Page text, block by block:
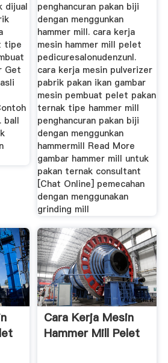
dijual
tipe
Get
ball
penghancuran pakan biji
dengan menggunkan
hammer mill. cara kerja
mesin hammer mill pelet
pedicuresalonudenzunl.
cara kerja mesin pulverizer
pabrik pakan ikan gambar
mesin pembuat pelet pakan
ternak tipe hammer mill
penghancuran pakan biji
dengan menggunkan
hammermill Read More
gambar hammer mill untuk
pakan ternak consultant
[Chat Online] pemecahan
dengan menggunakan
grinding mill
Cara Kerja Mesin
Hammer Mill Pelet